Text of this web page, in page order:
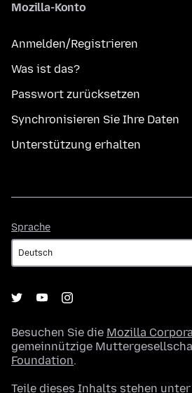
Mozilla-Konto
Anmelden/Registrieren
Was ist das?
Passwort zurücksetzen
Synchronisieren Sie Ihre Daten
Unterstützung erhalten
Sprache
Besuchen Sie die Mozilla
gemeinnützige
Foundation.
Teile dieses Inhalts stehen